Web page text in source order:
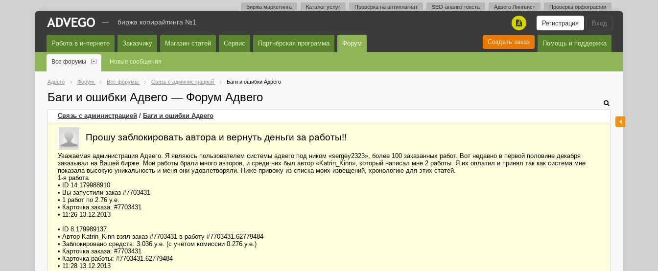
Биржа маркетинга Каталог услуг Проверка на антиплагиат SEO-анализ текста Адвего Лингвист Проверка орфографии
Вход
Регистрация
A
— биржа копирайтинга №1
Работа в интернете Заказчику Магазин статей Сервис Партнёрская программа Форум Помощь и поддержка
Создать заказ
Все форумы Новые сообщения
Адвего Форум Все форумы Связь с администрацией Баги и ошибки Адвего
Баги и ошибки Адвего — Форум Адвего
Связь с администрацией / Баги и ошибки Адвего
Прошу заблокировать автора и вернуть деньги за работы!!
Уважаемая администрация Адвего. Я являюсь пользователем системы адвего под ником «sergey2323», более 100 заказанных работ. Вот недавно в первой половине декабря
заказывал на Вашей бирже. Мои работы брали много авторов, и среди них был автор «Katrin_Kinn», который написал мне 2 работы. Я их оплатил и принял так как система мне
показала высокую уникальность и меня они удовлетворяли. Ниже привожу из списка моих извещений, хронологию для этих статей.
1-я работа
• ID 14.179988910
• Вы запустили заказ #7703431
• 1 работ по 2.76 у.е.
• Карточка заказа: #7703431
• 11:26 13.12.2013
• ID 8.179989137
• Автор Katrin_Kinn взял заказ #7703431 в работу #7703431.62779484
• Заблокировано средств: 3.036 у.е. (с учётом комиссии 0.276 у.е.)
• Карточка заказа: #7703431
• Карточка работы: #7703431.62779484
• 11:28 13.12.2013